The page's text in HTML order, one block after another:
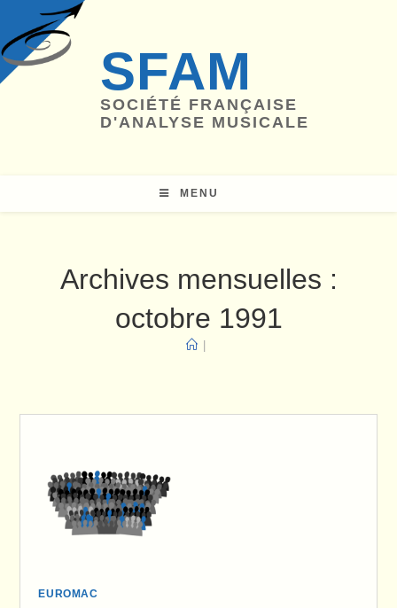
content
SFAM
SOCIÉTÉ FRANÇAISE
D'ANALYSE MUSICALE
MENU
Archives mensuelles :
octobre 1991
EUROMAC